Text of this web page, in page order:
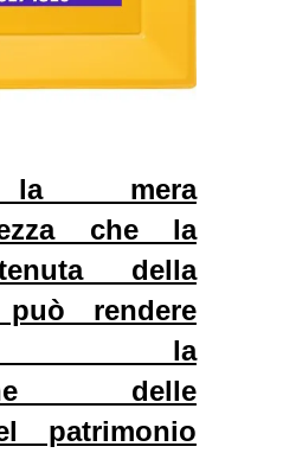
la mera
che la
della
rendere
la
delle
patrimonio